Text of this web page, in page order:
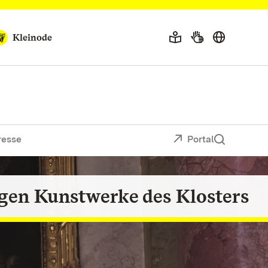
Kleinode
Portal
Sie auf Entdeckungsreise
Kunstwerke des Klosters
Kommen und Staunen
das historische Ambiente